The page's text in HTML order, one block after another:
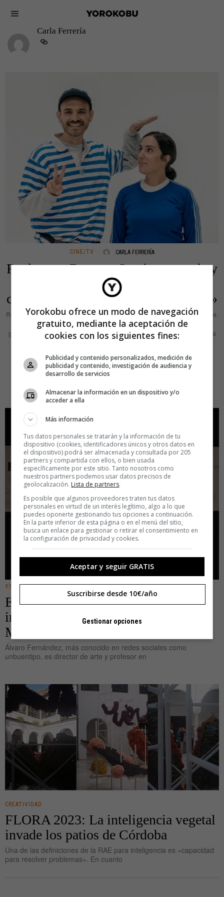
Carla Ferrería
CINE/TV CARLA FERRERÍA
Realmente Bravo: «Sentimos que hay
una obsesión por contar demasiadas
cosas de las películas en los pósteres»
Realmente Bravo es el dúo creativo formado por Paula Vila y Víctor Clemente.
Desde 2014, este pequeño estudio formado en Elche se dedica al diseño
gráfico y la dirección creativa para proyectos culturales: desde artworks para
música hasta créditos de cine. Sus trabajos apuestan siempre por el DIY,
últimos encargos
YSCHOOL
El proceso creativo de unbuentipo:
inspiración y recomendaciones para
MÁRGENES 2024
Álvaro Fernández, más conocido en redes sociales como
unbuentipo, es director de arte y profesor en
CREATIVIDAD
FLORA 2023: La inteligencia vegetal
invade los patios de Córdoba
Una de las definiciones de la RAE para inteligencia es «capacidad
para resolver problemas». En cuanto
Yorokobu ofrece un modo de navegación
gratuito, mediante la aceptación de
cookies con los siguientes fines:
Publicidad y contenido personalizados, medición de
publicidad y contenido, investigación de audiencia y
desarrollo de servicios
Almacenar la información en un dispositivo y/o
acceder a ella
Más información
Tus datos personales se tratarán y la información de tu
dispositivo (cookies, identificadores únicos y otros datos en
el dispositivo) podrá ser almacenada y consultada por 205
partners y compartida con ellos, o bien usada
específicamente por este sitio. Tanto nosotros como
nuestros partners podemos usar datos precisos de
geolocalización. Lista de partners.
Es posible que algunos proveedores traten tus datos
personales en virtud de un interés legítimo, algo a lo que
puedes oponerte gestionando tus opciones a continuación.
En la parte inferior de esta página o en el menú del sitio,
busca un enlace para gestionar o retirar el consentimiento en
la configuración de privacidad y cookies.
Aceptar y seguir GRATIS
Suscribirse desde 10€/año
Gestionar opciones